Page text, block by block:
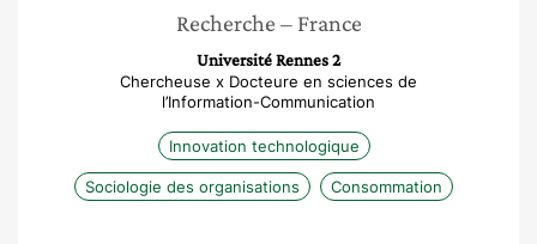
Recherche – France
Université Rennes 2
Chercheuse x Docteure en sciences de
l’Information-Communication
Innovation technologique
Sociologie des organisations Consommation